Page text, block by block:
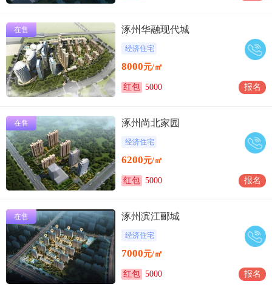
在售 涿州华融现代城
经济住宅
8000元/㎡
红包 5000 报名
在售 涿州尚北家园
经济住宅
6200元/㎡
红包 5000 报名
在售 涿州滨江郦城
经济住宅
7000元/㎡
红包 5000 报名